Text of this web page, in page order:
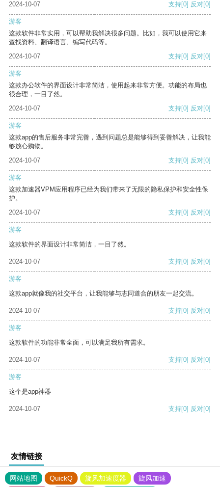
2024-10-07
支持[0] 反对[0]
游客
这款软件非常实用，可以帮助我解决很多问题。比如，我可以使用它来
查找资料、翻译语言、编写代码等。
2024-10-07
支持[0] 反对[0]
游客
这款办公软件的界面设计非常简洁，使用起来非常方便。功能的布局也
很合理，一目了然。
2024-10-07
支持[0] 反对[0]
游客
这款app的售后服务非常完善，遇到问题总是能够得到妥善解决，让我能
够放心购物。
2024-10-07
支持[0] 反对[0]
游客
这款加速器VPM应用程序已经为我们带来了无限的隐私保护和安全性保
护。
2024-10-07
支持[0] 反对[0]
游客
这款软件的界面设计非常简洁，一目了然。
2024-10-07 支持[0] 反对[0]
游客
这款app就像我的社交平台，让我能够与志同道合的朋友一起交流。
2024-10-07 支持[0] 反对[0]
游客
这款软件的功能非常全面，可以满足我所有需求。
2024-10-07 支持[0] 反对[0]
游客
这个是app神器
2024-10-07 支持[0] 反对[0]
友情链接
网站地图 QuickQ 旋风加速度器 旋风加速